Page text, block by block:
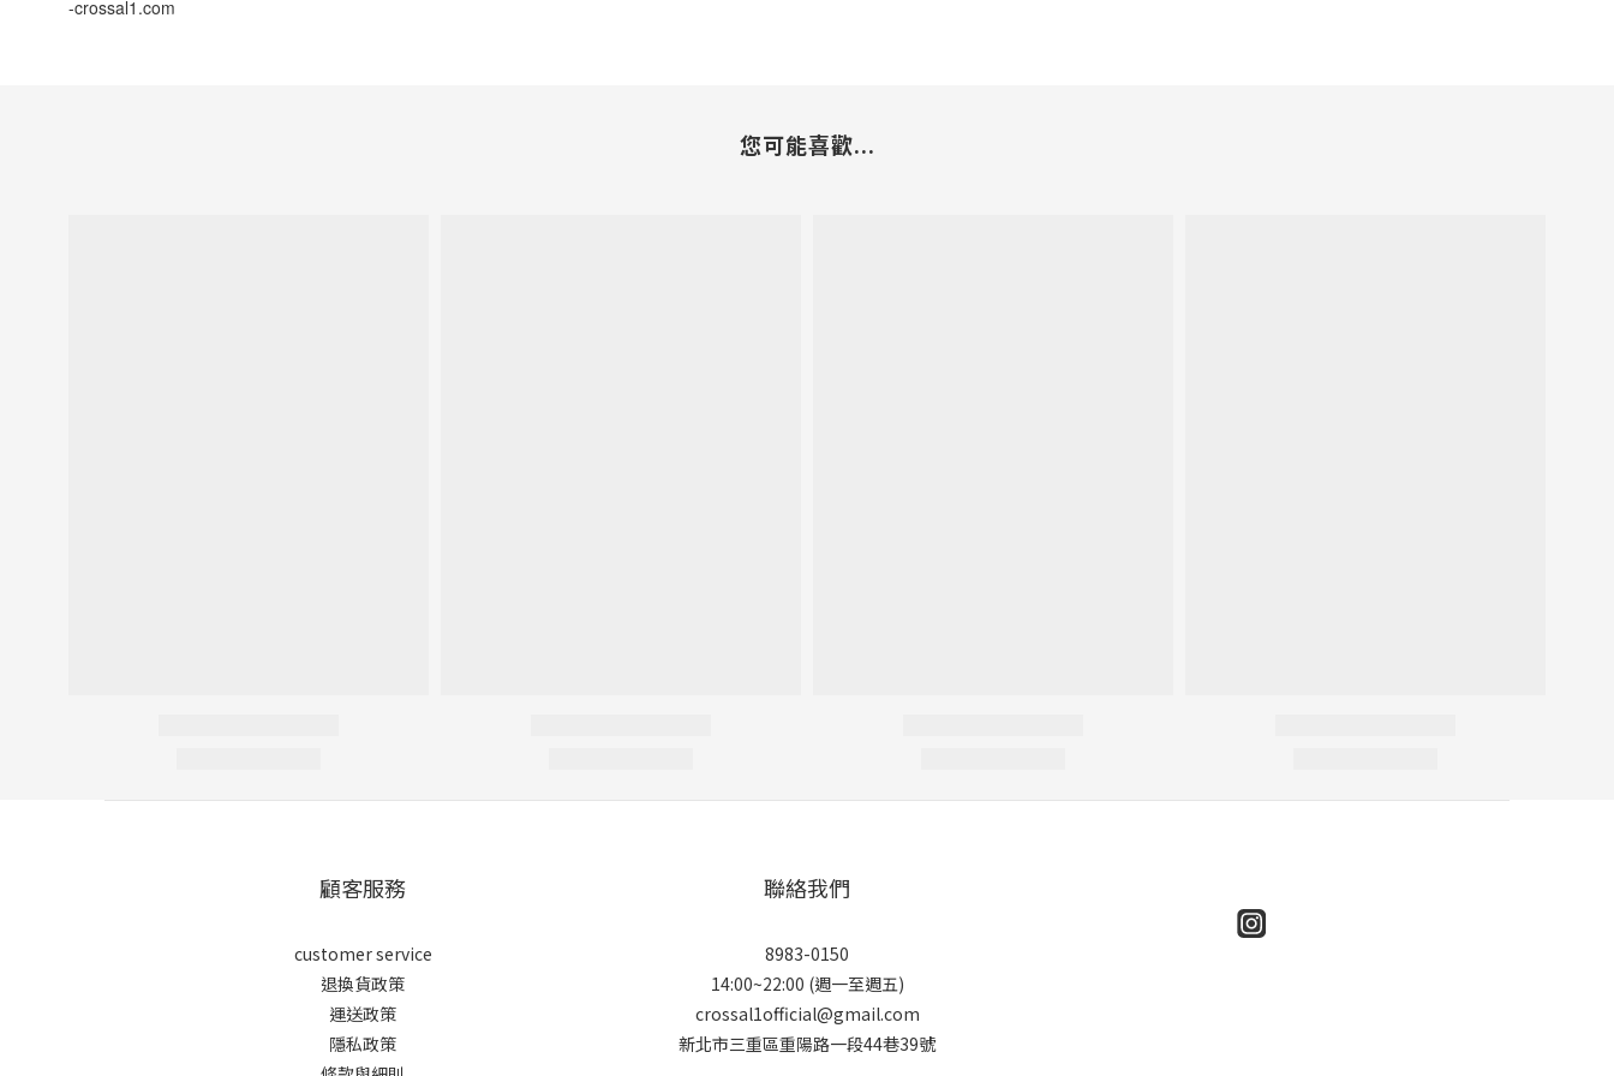
-crossal1.com
您可能喜歡...
顧客服務
customer service
退換貨政策
運送政策
隱私政策
聯絡我們
8983-0150
14:00~22:00 (週一至週五)
crossal1official@gmail.com
新北市三重區重陽路一段44巷39號